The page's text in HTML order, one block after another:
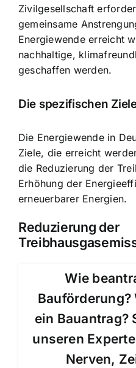
Zivilgesellschaft
gemeinsame
Energiewende erreicht
nachhaltige,
geschaffen werden.
Die spezifischen
Die Energiewende in
Ziele, die erreicht
die Reduzierung der
Erhöhung der
erneuerbarer Energien.
Reduzierung der
Wie
ein Bauantrag?
unseren
Nerven,